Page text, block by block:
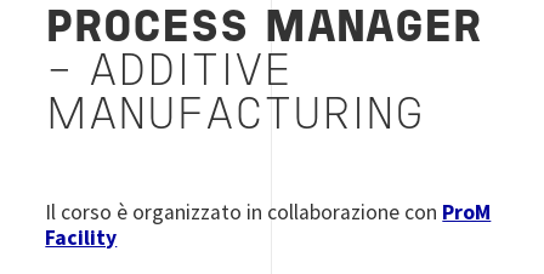
PROCESS MANAGER
– ADDITIVE
MANUFACTURING
Il corso è organizzato in collaborazione con ProM
Facility